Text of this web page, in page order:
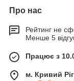
Про нас
Рейтинг не
Менше 5
Працює з
м. Кривий Ріг